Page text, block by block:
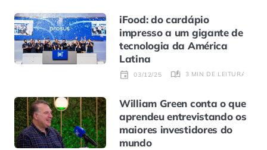
iFood: do cardápio
impresso a um gigante de
tecnologia da América
Latina
03/12/25 3 MIN DE LEITURA
William Green conta o que
aprendeu entrevistando os
maiores investidores do
mundo